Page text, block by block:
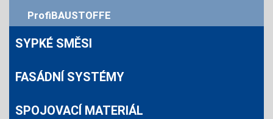
ProfiBAUSTOFFE
SYPKÉ SMĚSI
FASÁDNÍ SYSTÉMY
SPOJOVACÍ MATERIÁL